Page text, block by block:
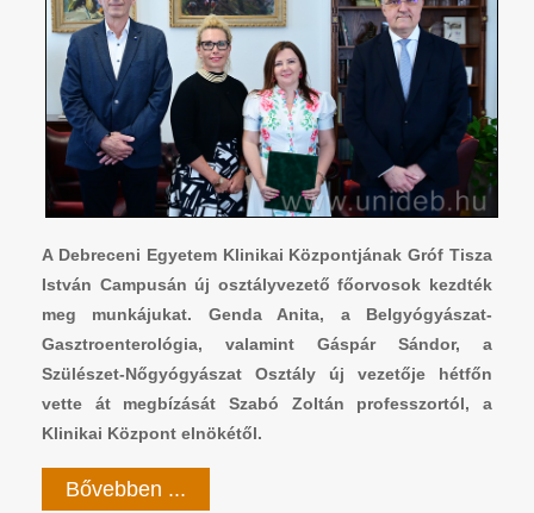
A Debreceni Egyetem Klinikai Központjának Gróf Tisza
István Campusán új osztályvezető főorvosok kezdték
meg munkájukat. Genda Anita, a Belgyógyászat-
Gasztroenterológia, valamint Gáspár Sándor, a
Szülészet-Nőgyógyászat Osztály új vezetője hétfőn
vette át megbízását Szabó Zoltán professzortól, a
Klinikai Központ elnökétől.
Bővebben ...